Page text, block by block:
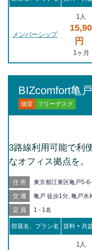
メンバーシップ
1人
円
1ヶ月
BIZcomfort亀戸
個室 フリーデスク
3路線利用可能で利
なオフィス拠点を。
住所 東京都江東区亀戸5-
交通
亀戸 徒歩1分, 亀戸水
歩18分, 平井 徒歩20
定員 1 - 1名
部屋名、プラン名 賃料 + 共
1人